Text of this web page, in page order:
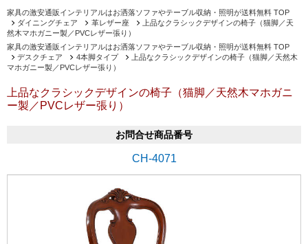
家具の激安通販インテリアルはお洒落ソファやテーブル収納・照明が送料無料 TOP
ダイニングチェア
革レザー座
上品なクラシックデザインの椅子（猫脚／天
然木マホガニー製／PVCレザー張り）
家具の激安通販インテリアルはお洒落ソファやテーブル収納・照明が送料無料 TOP
デスクチェア
4本脚タイプ
上品なクラシックデザインの椅子（猫脚／天然木
マホガニー製／PVCレザー張り）
上品なクラシックデザインの椅子（猫脚／天然木マホガニ
ー製／PVCレザー張り）
お問合せ商品番号
CH-4071